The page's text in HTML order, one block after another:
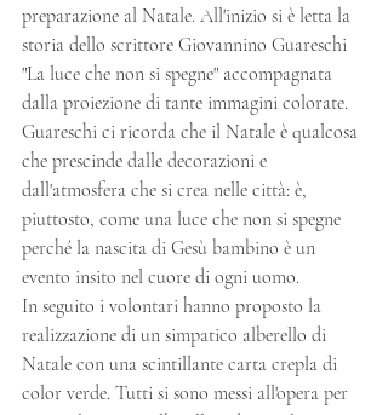
preparazione al Natale. All'inizio si è letta la
storia dello scrittore Giovannino Guareschi
"La luce che non si spegne" accompagnata
dalla proiezione di tante immagini colorate.
Guareschi ci ricorda che il Natale è qualcosa
che prescinde dalle decorazioni e
dall'atmosfera che si crea nelle città: è,
piuttosto, come una luce che non si spegne
perché la nascita di Gesù bambino è un
evento insito nel cuore di ogni uomo.
In seguito i volontari hanno proposto la
realizzazione di un simpatico alberello di
Natale con una scintillante carta crepla di
color verde. Tutti si sono messi all'opera per